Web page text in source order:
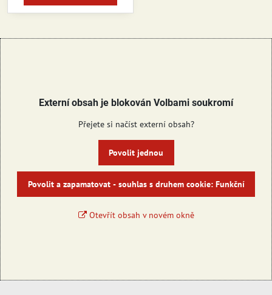
Externí obsah je blokován Volbami soukromí
Přejete si načíst externí obsah?
Povolit jednou
Povolit a zapamatovat - souhlas s druhem cookie: Funkční
Otevřít obsah v novém okně